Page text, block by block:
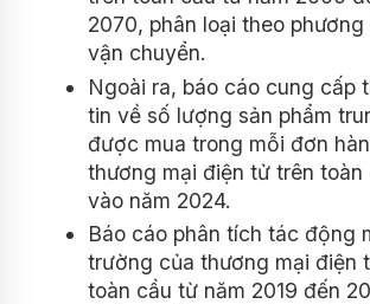
2070, phân loại theo
vận chuyển.
Ngoài ra, báo cáo cung cấp
tin về số lượng sản phẩm
được mua trong mỗi đơn
thương mại điện tử trên toàn
vào năm 2024.
Báo cáo phân tích tác động
trường của thương mại điện
toàn cầu từ năm 2019 đến